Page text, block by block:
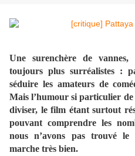
Une surenchère de
toujours plus surréalistes :
séduire les amateurs de
Mais l’humour si particulier
diviser, le film étant surtout
pouvant comprendre les
nous n’avons pas trouvé
marche très bien.